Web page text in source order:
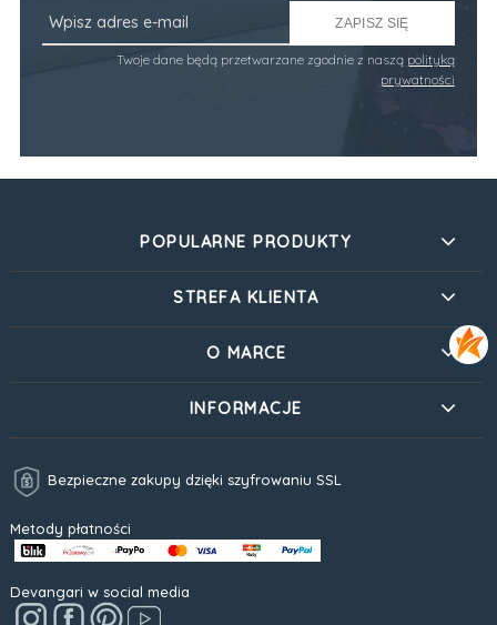
ZAPISZ SIĘ
Twoje dane będą przetwarzane zgodnie z naszą polityką
prywatności
POPULARNE PRODUKTY
STREFA KLIENTA
O MARCE
INFORMACJE
Bezpieczne zakupy dzięki szyfrowaniu SSL
Metody płatności
Devangari w social media